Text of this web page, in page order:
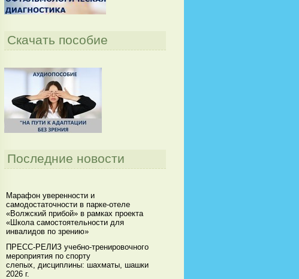
Скачать пособие
Последние новости
Марафон уверенности и
самодостаточности в парке-отеле
«Волжский прибой» в рамках проекта
«Школа самостоятельности для
инвалидов по зрению»
ПРЕСС-РЕЛИЗ учебно-тренировочного
мероприятия по спорту
слепых, дисциплины: шахматы, шашки
2026 г.